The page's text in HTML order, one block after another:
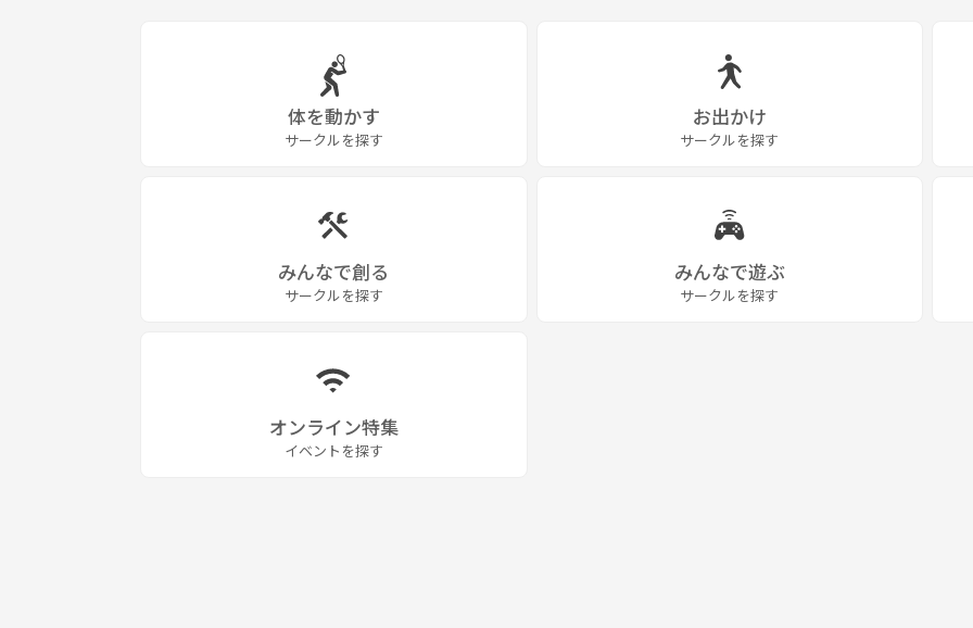
体を動かす
サークルを探す
お出かけ
サークルを探す
みんなで創る
サークルを探す
みんなで遊ぶ
サークルを探す
オンライン特集
イベントを探す